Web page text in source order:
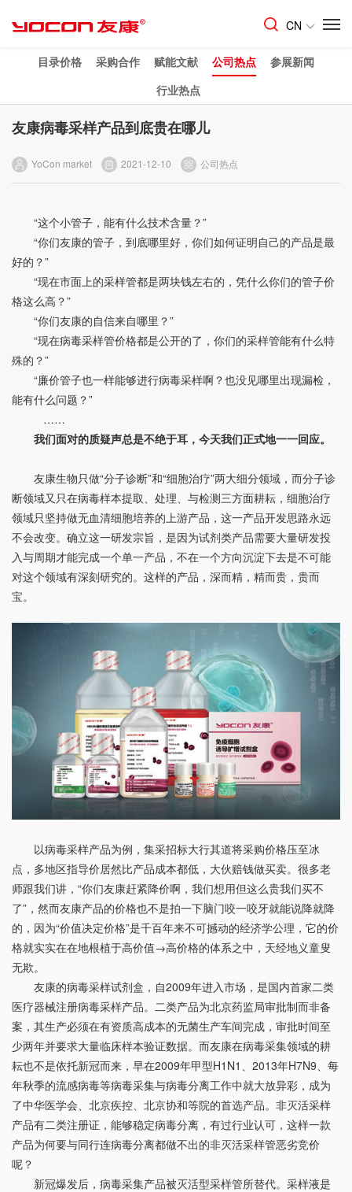
CN
目录价格 采购合作 赋能文献 公司热点
参展新闻
行业热点
友康病毒采样产品到底贵在哪儿
YoCon market 2021-12-10 公司热点
“这个小管子，能有什么技术含量？”
“你们友康的管子，到底哪里好，你们如何证明自己的产品是最
好的？”
“现在市面上的采样管都是两块钱左右的，凭什么你们的管子价
格这么高？”
“你们友康的自信来自哪里？”
“现在病毒采样管价格都是公开的了，你们的采样管能有什么特
殊的？”
“廉价管子也一样能够进行病毒采样啊？也没见哪里出现漏检，
能有什么问题？”
……
我们面对的质疑声总是不绝于耳，今天我们正式地一一回应。
友康生物只做“分子诊断”和“细胞治疗”两大细分领域，而分子诊
断领域又只在病毒样本提取、处理、与检测三方面耕耘，细胞治疗
领域只坚持做无血清细胞培养的上游产品，这一产品开发思路永远
不会改变。确立这一研发宗旨，是因为试剂类产品需要大量研发投
入与周期才能完成一个单一产品，不在一个方向沉淀下去是不可能
对这个领域有深刻研究的。这样的产品，深而精，精而贵，贵而
宝。
以病毒采样产品为例，集采招标大行其道将采购价格压至冰
点，多地区指导价居然比产品成本都低，大伙赔钱做买卖。很多老
师跟我们讲，“你们友康赶紧降价啊，我们想用但这么贵我们买不
了”，然而友康产品的价格也不是拍一下脑门咬一咬牙就能说降就降
的，因为“价值决定价格”是千百年来不可撼动的经济学公理，它的价
格就实实在在地根植于高价值→高价格的体系之中，天经地义童叟
无欺。
友康的病毒采样试剂盒，自2009年进入市场，是国内首家二类
医疗器械注册病毒采样产品。二类产品为北京药监局审批制而非备
案，其生产必须在有资质高成本的无菌生产车间完成，审批时间至
少两年并要求大量临床样本验证数据。而友康在病毒采集领域的耕
耘也不是依托新冠而来，早在2009年甲型H1N1、2013年H7N9、每
年秋季的流感病毒等病毒采集与病毒分离工作中就大放异彩，成为
了中华医学会、北京疾控、北京协和等院的首选产品。非灭活采样
产品有二类注册证，能够稳定病毒分离，有过行业认可，这样一款
产品为何要与同行连病毒分离都做不出的非灭活采样管恶劣竞价
呢？
新冠爆发后，病毒采集产品被灭活型采样管所替代。采样液是